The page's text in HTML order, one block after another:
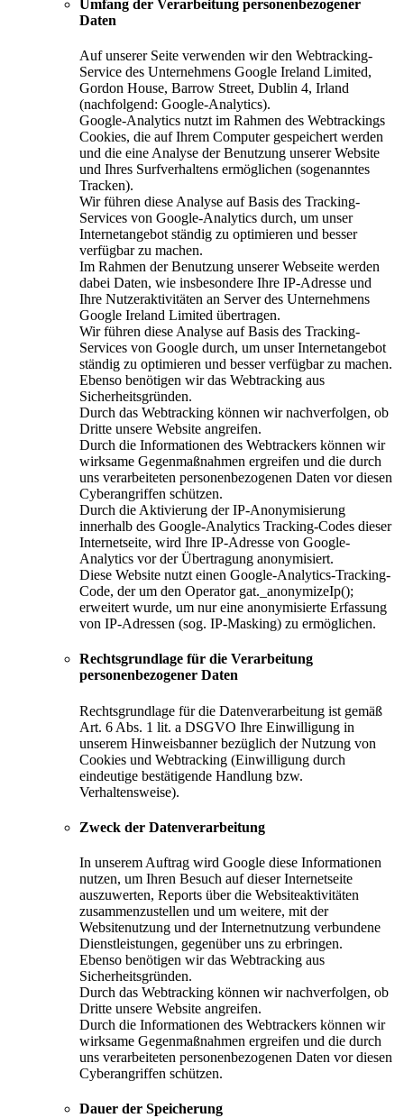
Umfang der Verarbeitung personenbezogener
Daten
Auf unserer Seite verwenden wir den Webtracking-
Service des Unternehmens Google Ireland Limited,
Gordon House, Barrow Street, Dublin 4, Irland
(nachfolgend: Google-Analytics).
Google-Analytics nutzt im Rahmen des Webtrackings
Cookies, die auf Ihrem Computer gespeichert werden
und die eine Analyse der Benutzung unserer Website
und Ihres Surfverhaltens ermöglichen (sogenanntes
Tracken).
Wir führen diese Analyse auf Basis des Tracking-
Services von Google-Analytics durch, um unser
Internetangebot ständig zu optimieren und besser
verfügbar zu machen.
Im Rahmen der Benutzung unserer Webseite werden
dabei Daten, wie insbesondere Ihre IP-Adresse und
Ihre Nutzeraktivitäten an Server des Unternehmens
Google Ireland Limited übertragen.
Wir führen diese Analyse auf Basis des Tracking-
Services von Google durch, um unser Internetangebot
ständig zu optimieren und besser verfügbar zu machen.
Ebenso benötigen wir das Webtracking aus
Sicherheitsgründen.
Durch das Webtracking können wir nachverfolgen, ob
Dritte unsere Website angreifen.
Durch die Informationen des Webtrackers können wir
wirksame Gegenmaßnahmen ergreifen und die durch
uns verarbeiteten personenbezogenen Daten vor diesen
Cyberangriffen schützen.
Durch die Aktivierung der IP-Anonymisierung
innerhalb des Google-Analytics Tracking-Codes dieser
Internetseite, wird Ihre IP-Adresse von Google-
Analytics vor der Übertragung anonymisiert.
Diese Website nutzt einen Google-Analytics-Tracking-
Code, der um den Operator gat._anonymizeIp();
erweitert wurde, um nur eine anonymisierte Erfassung
von IP-Adressen (sog. IP-Masking) zu ermöglichen.
Rechtsgrundlage für die Verarbeitung
personenbezogener Daten
Rechtsgrundlage für die Datenverarbeitung ist gemäß
Art. 6 Abs. 1 lit. a DSGVO Ihre Einwilligung in
unserem Hinweisbanner bezüglich der Nutzung von
Cookies und Webtracking (Einwilligung durch
eindeutige bestätigende Handlung bzw.
Verhaltensweise).
Zweck der Datenverarbeitung
In unserem Auftrag wird Google diese Informationen
nutzen, um Ihren Besuch auf dieser Internetseite
auszuwerten, Reports über die Websiteaktivitäten
zusammenzustellen und um weitere, mit der
Websitenutzung und der Internetnutzung verbundene
Dienstleistungen, gegenüber uns zu erbringen.
Ebenso benötigen wir das Webtracking aus
Sicherheitsgründen.
Durch das Webtracking können wir nachverfolgen, ob
Dritte unsere Website angreifen.
Durch die Informationen des Webtrackers können wir
wirksame Gegenmaßnahmen ergreifen und die durch
uns verarbeiteten personenbezogenen Daten vor diesen
Cyberangriffen schützen.
Dauer der Speicherung